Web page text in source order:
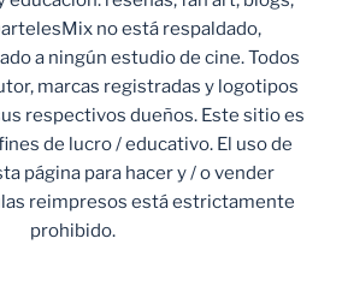
no está respaldado,
a ningún estudio de cine. Todos
marcas registradas y logotipos
respectivos dueños. Este sitio es
de lucro / educativo. El uso de
página para hacer y / o vender
reimpresos está estrictamente
prohibido.